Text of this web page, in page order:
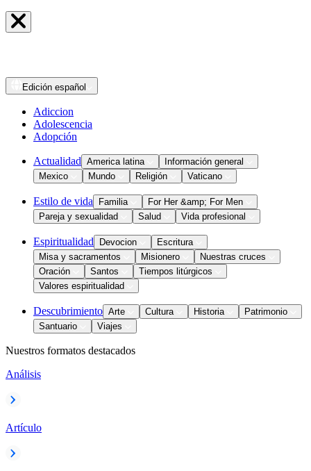
Edición español
Adiccion
Adolescencia
Adopción
Actualidad America latina
Información general
Mexico
Mundo Religión Vaticano
Estilo de vida Familia
For Her &amp; For Men
Pareja y sexualidad
Salud Vida profesional
Espiritualidad Devocion
Escritura
Misa y sacramentos
Misionero
Nuestras cruces
Oración
Santos
Tiempos litúrgicos
Valores espiritualidad
Descubrimiento Arte Cultura Historia
Patrimonio
Santuario
Viajes
Nuestros formatos destacados
Análisis
Artículo